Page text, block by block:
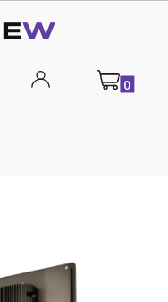
Produkty